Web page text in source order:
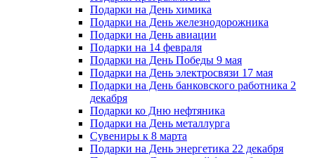
Подарки на День химика
Подарки на День железнодорожника
Подарки на День авиации
Подарки на 14 февраля
Подарки на День Победы 9 мая
Подарки на День электросвязи 17 мая
Подарки на День банковского работника 2
декабря
Подарки ко Дню нефтяника
Подарки на День металлурга
Сувениры к 8 марта
Подарки на День энергетика 22 декабря